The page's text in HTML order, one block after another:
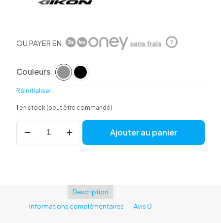
OU PAYER EN ?
Couleurs
Réinitialiser
1 en stock (peut être commandé)
quantité
Patins
Ajouter au panier
Description
Informations complémentaires
Avis 0